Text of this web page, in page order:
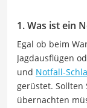
1. Was ist ein
Egal ob beim
Jagdausflügen
und Notfall-
gerüstet. Sollten
übernachten